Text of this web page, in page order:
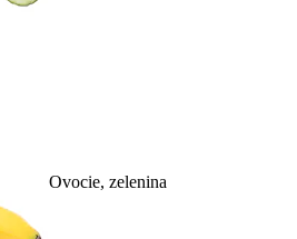
Ovocie, zelenina